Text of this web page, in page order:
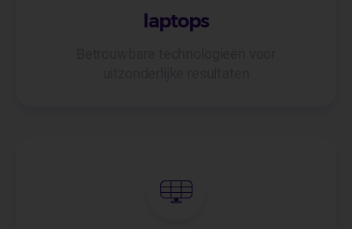
laptops